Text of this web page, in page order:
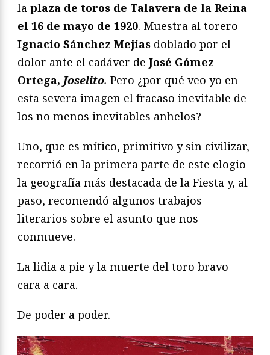
la plaza de toros de Talavera de la Reina
el 16 de mayo de 1920. Muestra al torero
Ignacio Sánchez Mejías doblado por el
dolor ante el cadáver de José Gómez
Ortega, Joselito. Pero ¿por qué veo yo en
esta severa imagen el fracaso inevitable de
los no menos inevitables anhelos?
Uno, que es mítico, primitivo y sin civilizar,
recorrió en la primera parte de este elogio
la geografía más destacada de la Fiesta y, al
paso, recomendó algunos trabajos
literarios sobre el asunto que nos
conmueve.
La lidia a pie y la muerte del toro bravo
cara a cara.
De poder a poder.